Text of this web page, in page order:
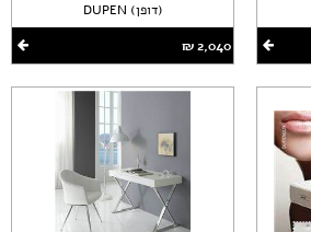
DUPEN (דופן)
2,040 ‏₪